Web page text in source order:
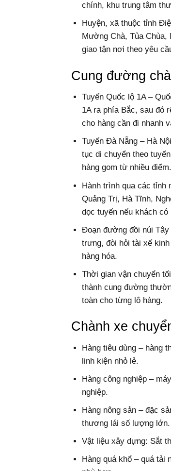
chính, khu trung tâm
Huyện, xã thuộc tỉnh
Mường Chà, Tủa
giao tận nơi theo yêu
Cung đường
Tuyến Quốc lộ 1A –
1A ra phía Bắc, sau đó
cho hàng cần đi nhanh
Tuyến Đà Nẵng – Hà
tục di chuyển theo
hàng gom từ nhiều điểm.
Hành trình qua các tỉnh
Quảng Trị, Hà Tĩnh,
dọc tuyến nếu khách có
Đoạn đường đồi núi
trưng, đòi hỏi tài xế
hàng hóa.
Thời gian vận chuyển
thành cung đường
toàn cho từng lô hàng.
Chành xe
Hàng tiêu dùng – hàng
linh kiện nhỏ lẻ.
Hàng công nghiệp –
nghiệp.
Hàng nông sản – đặc
thương lái số lượng lớn.
Vật liệu xây dựng: Sắt
Hàng quá khổ – quá